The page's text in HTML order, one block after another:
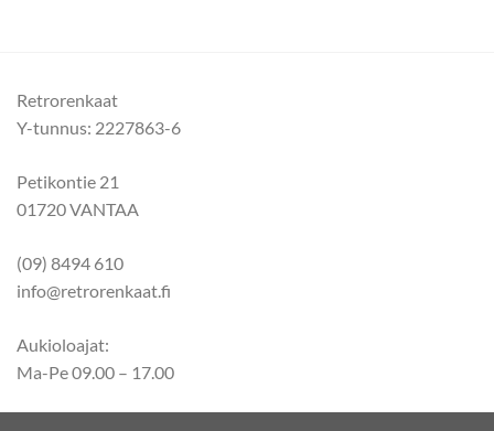
Retrorenkaat
Y-tunnus: 2227863-6
Petikontie 21
01720 VANTAA
(09) 8494 610
info@retrorenkaat.fi
Aukioloajat:
Ma-Pe 09.00 – 17.00